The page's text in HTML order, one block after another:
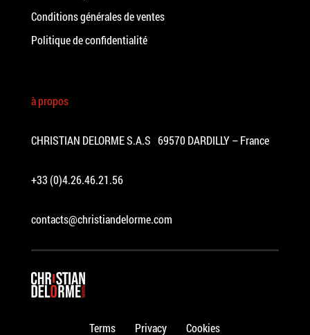
Conditions générales de ventes
Politique de confidentialité
à propos
CHRISTIAN DELORME S.A.S 69570 DARDILLY – France
+33 (0)4.26.46.21.56
contacts@christiandelorme.com
Terms Privacy Cookies